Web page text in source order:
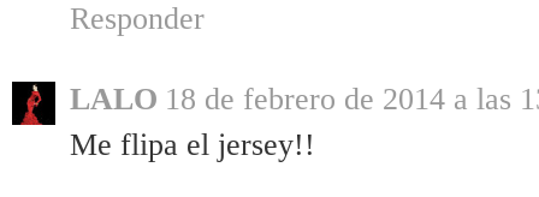
Responder
LALO 18 de febrero de 2014 a las
Me flipa el jersey!!